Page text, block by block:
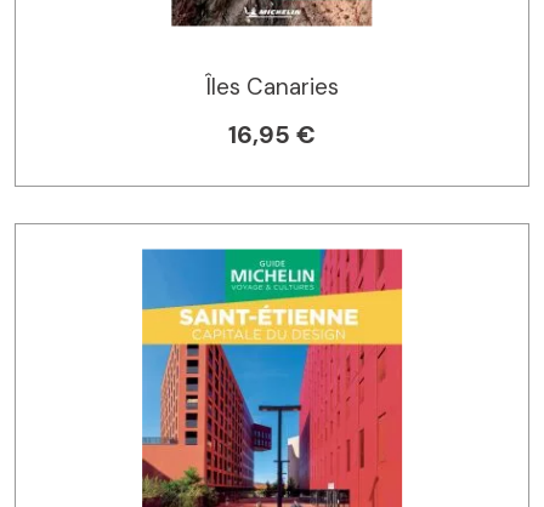
Îles Canaries
16,95 €